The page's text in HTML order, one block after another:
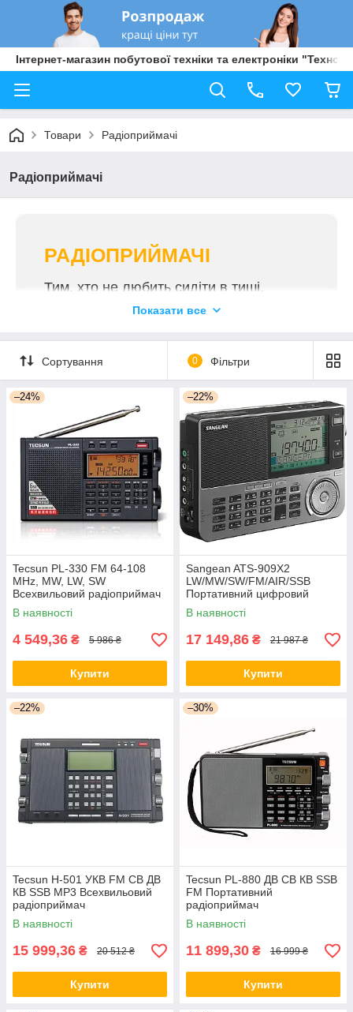
Інтернет-магазин побутової техніки та електроніки "Техно
Товари Радіоприймачі
Радіоприймачі
РАДІОПРИЙМАЧІ
Тим, хто не любить сидіти в тиші,
цікавиться новинами і музикою,
трендів, знадобиться старий добрий
фм радіоприймач, але в сучасному
виконанні і з відмінним рівнем сигналу.
Забрати свій!
Показати все
Сортування 0 Фільтри
–24%
Tecsun PL-330 FM 64-108
MHz, MW, LW, SW
Всехвильовий радіоприймач
В наявності
4 549,36 ₴ 5 986 ₴
Купити
–22%
Sangean ATS-909X2
LW/MW/SW/FM/AIR/SSB
Портативний цифровий
приймач
В наявності
17 149,86 ₴ 21 987 ₴
Купити
–22%
Tecsun H-501 УКВ FM СВ ДВ
КВ SSB MP3 Всехвильовий
радіоприймач
В наявності
15 999,36 ₴ 20 512 ₴
Купити
–30%
Tecsun PL-880 ДВ СВ КВ SSB
FM Портативний
радіоприймач
В наявності
11 899,30 ₴ 16 999 ₴
Купити